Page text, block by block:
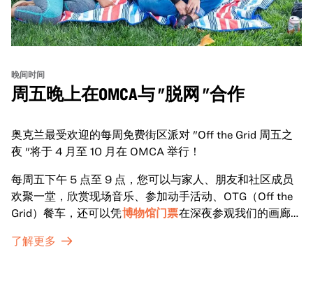
晚间时间
周五晚上在OMCA与 "脱网 "合作
奥克兰最受欢迎的每周免费街区派对 "Off the Grid 周五之
夜 "将于 4 月至 10 月在 OMCA 举行！
每周五下午 5 点至 9 点，您可以与家人、朋友和社区成员
欢聚一堂，欣赏现场音乐、参加动手活动、OTG（Off the
Grid）餐车，还可以凭博物馆门票在深夜参观我们的画廊和
了解更多